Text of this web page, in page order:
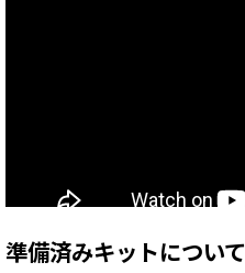
準備済みキットについて